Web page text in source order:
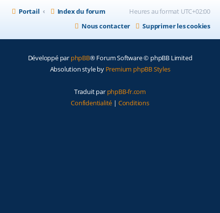
Portail Index du forum Heures au format UTC+02:00
Supprimer les cookies
Nous contacter
Développé par phpBB® Forum Software © phpBB Limited
Absolution style by Premium phpBB Styles
Traduit par phpBB-fr.com
Confidentialité | Conditions